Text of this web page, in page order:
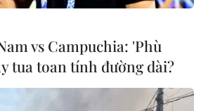
vs Campuchia: 'Phù
tua toan tính đường dài?